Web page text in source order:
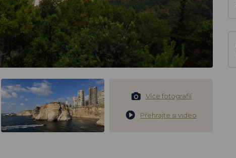
Více fotografií
Přehrajte si video